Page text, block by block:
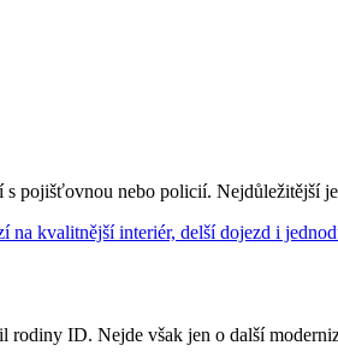
pojišťovnou nebo policií. Nejdůležitější
ID. Nejde však jen o další